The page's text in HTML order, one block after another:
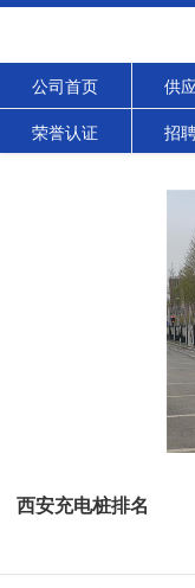
公司首页 供
荣誉认证 招
西安充电桩排名